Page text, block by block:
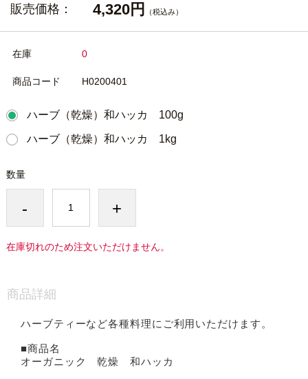
販売価格： 4,320円 （税込み）
在庫 0
商品コード H0200401
ハーブ（乾燥）和ハッカ 100g
ハーブ（乾燥）和ハッカ 1kg
数量
- +
在庫切れのため注文いただけません。
商品詳細
ハーブティーなど各種料理にご利用いただけます。
■商品名
オーガニック 乾燥 和ハッカ